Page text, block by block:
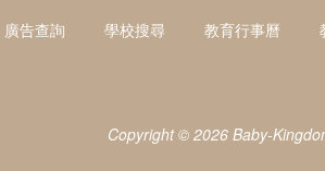
廣告查詢 學校搜尋 教育行事曆
Copyright © 2026 Baby-